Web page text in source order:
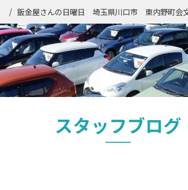
鈑金屋さんの日曜日 埼玉県川口市 東内野町会
スタッフブログ